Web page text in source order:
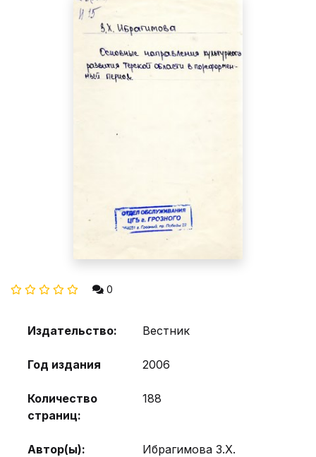
0
Издательство: Вестник
Год издания 2006
Количество
страниц:
188
Автор(ы): Ибрагимова З.Х.